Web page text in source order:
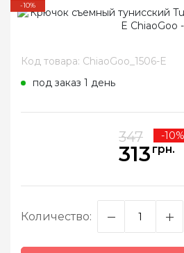
-10%
Код товара: ChiaoGoo_1506-E
под заказ 1 день
347 -10%
313 грн.
Количество: